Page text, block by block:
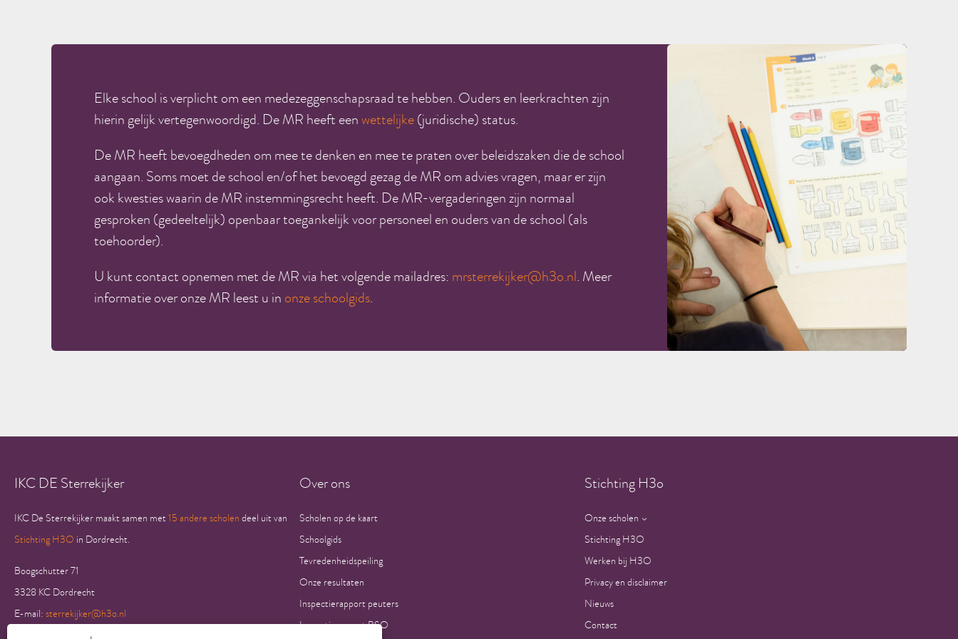
Elke school is verplicht om een medezeggenschapsraad te hebben. Ouders en leerkrachten zijn
hierin gelijk vertegenwoordigd. De MR heeft eenwettelijke(juridische) status.
De MR heeft bevoegdheden om mee te denken en mee te praten over beleidszaken die de school
aangaan. Soms moet de school en/of het bevoegd gezag de MR om advies vragen, maar er zijn
ook kwesties waarin de MR instemmingsrecht heeft. De MR-vergaderingen zijn normaal
gesproken (gedeeltelijk) openbaar toegankelijk voor personeel en ouders van de school (als
toehoorder).
U kunt contact opnemen met de MR via het volgende mailadres: mrsterrekijker@h3o.nl. Meer
informatie over onze MR leest u in onze schoolgids.
IKC DE Sterrekijker
IKC De Sterrekijker maakt samen met 15 andere scholen deel uit van
Stichting H3O in Dordrecht.
Boogschutter 71
3328 KC Dordrecht
E-mail: sterrekijker@h3o.nl
Over ons
Scholen op de kaart
Schoolgids
Tevredenheidspeiling
Onze resultaten
Inspectierapport peuters
Inspectierapport BSO
Stichting H3o
Onze scholen
Stichting H3O
Werken bij H3O
Privacy en disclaimer
Nieuws
Contact